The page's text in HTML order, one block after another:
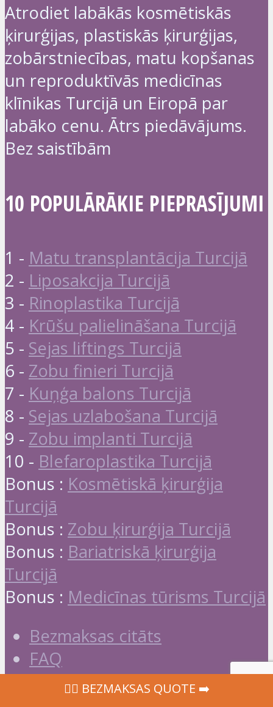
Atrodiet labākās kosmētiskās
ķirurģijas, plastiskās ķirurģijas,
zobārstniecības, matu kopšanas
un reproduktīvās medicīnas
klīnikas Turcijā un Eiropā par
labāko cenu. Ātrs piedāvājums.
Bez saistībām
10 POPULĀRĀKIE PIEPRASĪJUMI
1 - Matu transplantācija Turcijā
2 - Liposakcija Turcijā
3 - Rinoplastika Turcijā
4 - Krūšu palielināšana Turcijā
5 - Sejas liftings Turcijā
6 - Zobu finieri Turcijā
7 - Kuņģa balons Turcijā
8 - Sejas uzlabošana Turcijā
9 - Zobu implanti Turcijā
10 - Blefaroplastika Turcijā
Bonus : Kosmētiskā ķirurģija
Turcijā
Bonus : Zobu ķirurģija Turcijā
Bonus : Bariatriskā ķirurģija
Turcijā
Bonus : Medicīnas tūrisms Turcijā
Bezmaksas citāts
FAQ
Sazināties
‍👩‍⚕ BEZMAKSAS QUOTE ➡️